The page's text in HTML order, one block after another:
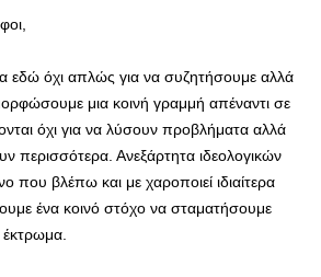
εδώ όχι απλώς για να συζητήσουμε αλλά
μια κοινή γραμμή απέναντι σε
όχι για να λύσουν προβλήματα αλλά
περισσότερα. Ανεξάρτητα ιδεολογικών
που βλέπω και με χαροποιεί ιδιαίτερα
ένα κοινό στόχο να σταματήσουμε